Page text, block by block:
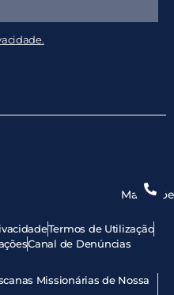
Termos de Utilização
Canal de Denúncias
Missionárias de Nossa